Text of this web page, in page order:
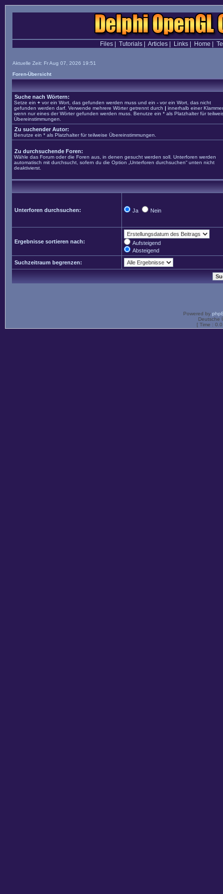
Files| Tutorials| Articles| Links| Home
Aktuelle Zeit: Fr Aug 07, 2026 19:51
Foren-Übersicht
Suche nach Wörtern:
Setze ein + vor ein Wort, das gefunden werden muss und ein - vor ein Wort, das nicht
gefunden werden darf. Verwende mehrere Wörter getrennt durch | innerhalb einer
wenn nur eines der Wörter gefunden werden muss. Benutze ein * als Platzhalter für
Übereinstimmungen.
Zu suchender Autor:
Benutze ein * als Platzhalter für teilweise Übereinstimmungen.
Zu durchsuchende Foren:
Wähle das Forum oder die Foren aus, in denen gesucht werden soll. Unterforen werden
automatisch mit durchsucht, sofern du die Option „Unterforen durchsuchen“ unten nicht
deaktivierst.
Unterforen durchsuchen: Ja Nein
Ergebnisse sortieren nach:
Aufsteigend
Absteigend
Suchzeitraum begrenzen:
Powered by
Deutsche
[ Time :